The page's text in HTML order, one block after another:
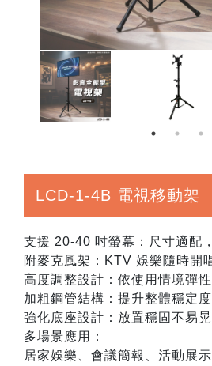
LCD-1-4B 電視移動架
支援 20-40 吋螢幕：尺寸適配
附麥克風架：KTV 娛樂隨時開
高度調整設計：依使用情境彈性
加粗鋼管結構：提升整體穩定度
強化底座設計：放置穩固不易晃
多場景應用：
居家娛樂、會議簡報、活動展示